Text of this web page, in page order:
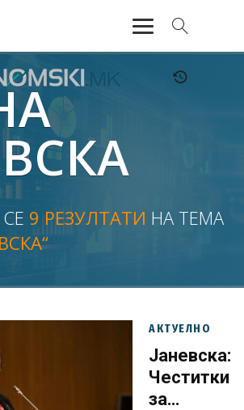
9 РЕЗУЛТАТИ НА ТЕМА
АКТУЕЛНО
Јаневска:
Честитки
за